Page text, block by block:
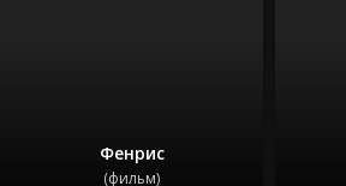
Фенрис
(фильм)